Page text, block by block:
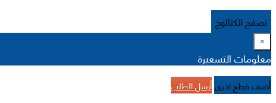
تصفح الكتالوج
×
معلومات التسعيرة
أضف قطع اخرىأرسل الطلب